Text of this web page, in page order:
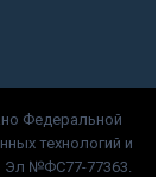
Федеральной
технологий и
Эл №ФС77-77363.